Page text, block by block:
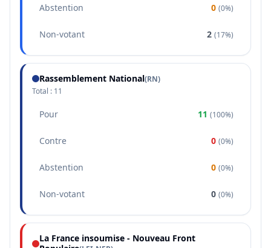
Abstention 0 (0%)
Non-votant 2 (17%)
Rassemblement National(RN)
Total : 11
Pour 11 (100%)
Contre 0 (0%)
Abstention 0 (0%)
Non-votant 0 (0%)
La France insoumise - Nouveau Front